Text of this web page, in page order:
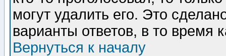
могут удалить его. Это
варианты ответов, в то время
Вернуться к началу